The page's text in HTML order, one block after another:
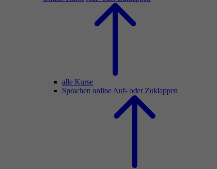
alle Kurse
Sprachen online Auf- oder Zuklappen